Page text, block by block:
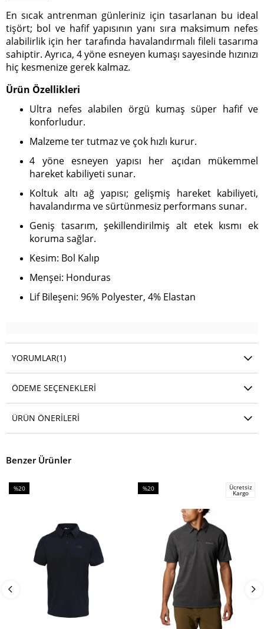
En sıcak antrenman günleriniz için tasarlanan bu ideal
tişört; bol ve hafif yapısının yanı sıra maksimum nefes
alabilirlik için her tarafında havalandırmalı fileli tasarıma
sahiptir. Ayrıca, 4 yöne esneyen kumaşı sayesinde hızınızı
hiç kesmenize gerek kalmaz.
Ürün Özellikleri
Ultra nefes alabilen örgü kumaş süper hafif ve
konforludur.
Malzeme ter tutmaz ve çok hızlı kurur.
4 yöne esneyen yapısı her açıdan mükemmel
hareket kabiliyeti sunar.
Koltuk altı ağ yapısı; gelişmiş hareket kabiliyeti,
havalandırma ve sürtünmesiz performans sunar.
Geniş tasarım, şekillendirilmiş alt etek kısmı ek
koruma sağlar.
Kesim: Bol Kalıp
Menşei: Honduras
Lif Bileşeni: 96% Polyester, 4% Elastan
YORUMLAR(1)
ÖDEME SEÇENEKLERI
ÜRÜN ÖNERILERI
Benzer Ürünler
%20
%20
Ücretsiz
Kargo